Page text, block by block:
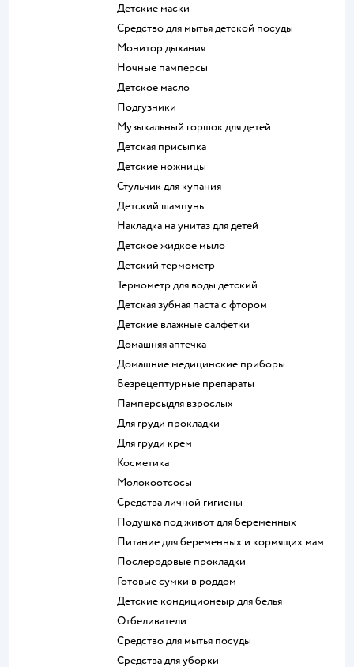
детские маски
средство для мытья детской посуды
монитор дыхания
ночные памперсы
детское масло
подгузники
музыкальный горшок для детей
детская присыпка
детские ножницы
стульчик для купания
детский шампунь
накладка на унитаз для детей
детское жидкое мыло
детский термометр
термометр для воды детский
детская зубная паста с фтором
детские влажные салфетки
домашняя аптечка
домашние медицинские приборы
безрецептурные препараты
памперсыдля взрослых
для груди прокладки
для груди крем
косметика
Молокоотсосы
средства личной гигиены
подушка под живот для беременных
питание для беременных и кормящих мам
послеродовые прокладки
готовые сумки в роддом
детские кондиционеыр для белья
отбеливатели
средство для мытья посуды
средства для уборки